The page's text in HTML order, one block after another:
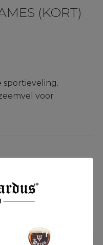
(KORT)
sportieveling.
voor